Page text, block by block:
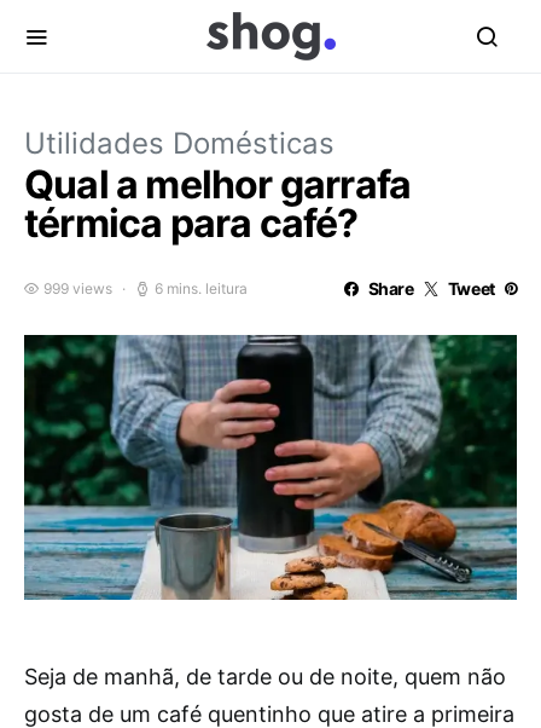
Utilidades Domésticas
Qual a melhor garrafa
térmica para café?
999 views 6 mins. leitura Share Tweet
Seja de manhã, de tarde ou de noite, quem não
gosta de um café quentinho que atire a primeira